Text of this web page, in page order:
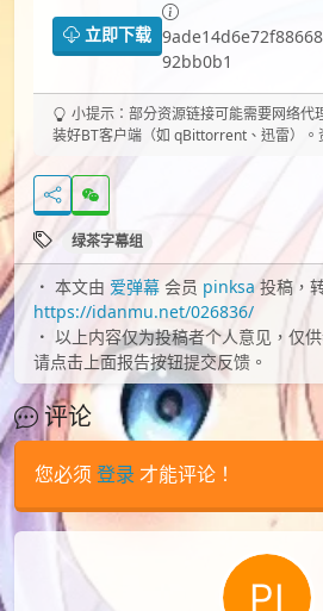
立即下载
92bb0b1
小提示：部分资源链接可能需要网络代
装好BT客户端（如 qBittorrent、迅雷）。
绿茶字幕组
本文由 爱弹幕 会员 pinksa投稿，
https://idanmu.net/026836/
以上内容仅为投稿者个人意见，仅
请点击上面报告按钮提交反馈。
评论
您必须 登录 才能评论！